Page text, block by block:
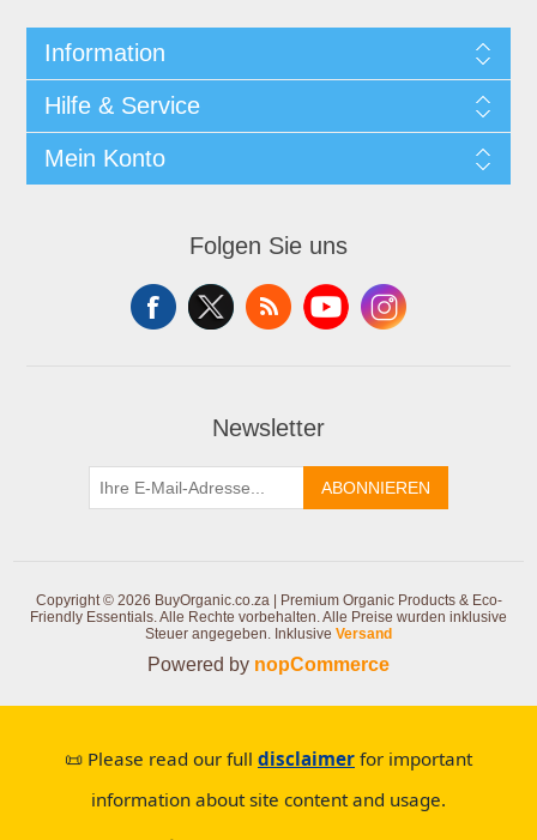
Information
Hilfe & Service
Mein Konto
Folgen Sie uns
Newsletter
ABONNIEREN
Copyright © 2026 BuyOrganic.co.za | Premium Organic Products & Eco-
Friendly Essentials. Alle Rechte vorbehalten.Alle Preise wurden inklusive
Steuer angegeben. Inklusive Versand
Powered by nopCommerce
📜 Please read our full disclaimer for important
information about site content and usage.